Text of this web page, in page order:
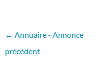
← Annuaire - Annonce
précédent